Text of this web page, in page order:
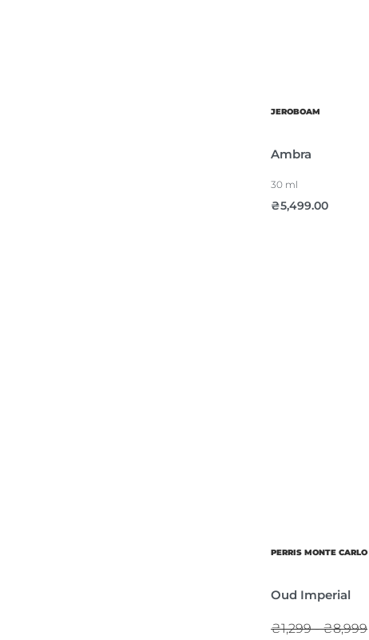
JEROBOAM
Ambra
30 ml
₴5,499.00
PERRIS MONTE CARLO
Oud Imperial
₴1,299 - ₴8,999